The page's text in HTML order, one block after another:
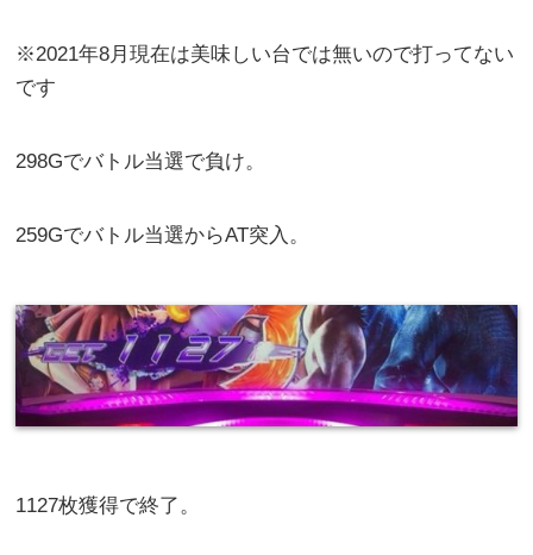
※2021年8月現在は美味しい台では無いので打ってない
です
298Gでバトル当選で負け。
259Gでバトル当選からAT突入。
1127枚獲得で終了。